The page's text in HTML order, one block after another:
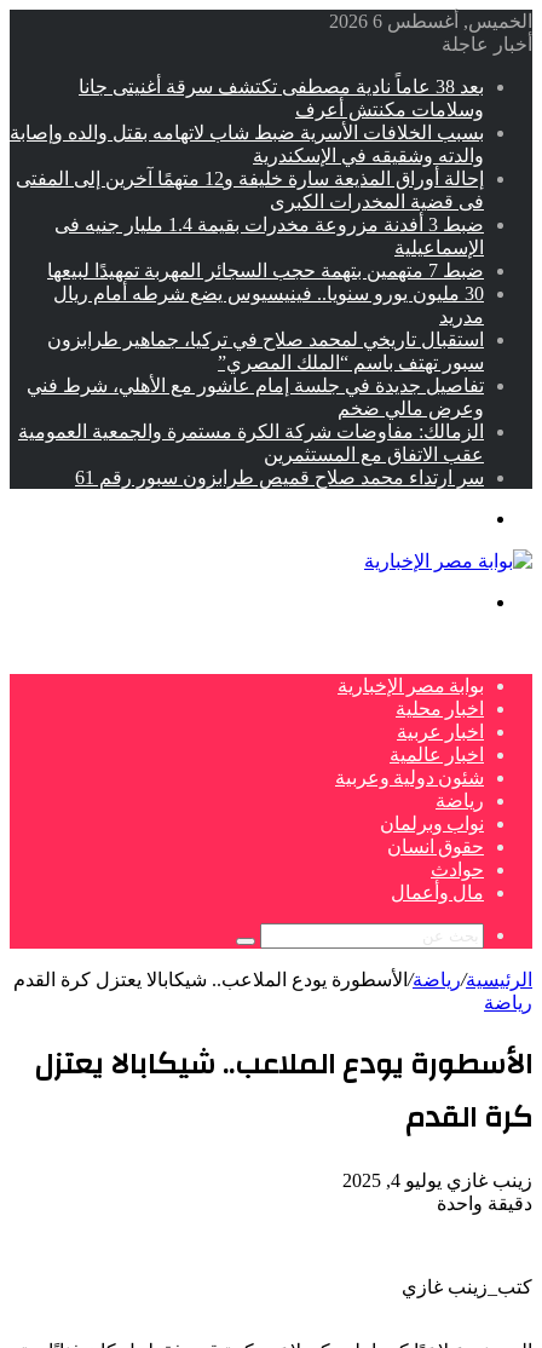
الخميس, أغسطس 6 2026
أخبار عاجلة
بعد 38 عاماً نادية مصطفى تكتشف سرقة أغنيتى جانا
وسلامات مكنتش أعرف
بسبب الخلافات الأسرية ضبط شاب لاتهامه بقتل والده وإصابة
والدته وشقيقه في الإسكندرية
إحالة أوراق المذيعة سارة خليفة و12 متهمًا آخرين إلى المفتى
فى قضية المخدرات الكبرى
ضبط 3 أفدنة مزروعة مخدرات بقيمة 1.4 مليار جنيه فى
الإسماعيلية
ضبط 7 متهمين بتهمة حجب السجائر المهربة تمهيدًا لبيعها
30 مليون يورو سنويا.. فينيسيوس يضع شرطه أمام ريال
مدريد
استقبال تاريخي لمحمد صلاح في تركيا، جماهير طرابزون
سبور تهتف باسم “الملك المصري”
تفاصيل جديدة في جلسة إمام عاشور مع الأهلي، شرط فني
وعرض مالي ضخم
الزمالك: مفاوضات شركة الكرة مستمرة والجمعية العمومية
عقب الاتفاق مع المستثمرين
سر ارتداء محمد صلاح قميص طرابزون سبور رقم 61
بوابة مصر الإخبارية
اخبار محلية
اخبار عربية
اخبار عالمية
شئون دولية وعربية
رياضة
نواب وبرلمان
حقوق انسان
حوادث
مال وأعمال
بحث
الرئيسية/رياضة/ الأسطورة يودع الملاعب.. شيكابالا يعتزل كرة القدم
رياضة
الأسطورة يودع الملاعب.. شيكابالا يعتزل
كرة القدم
زينب غازي أرسل
بريدا
يوليو 4, 2025
دقيقة واحدة
كتب_زينب غازي